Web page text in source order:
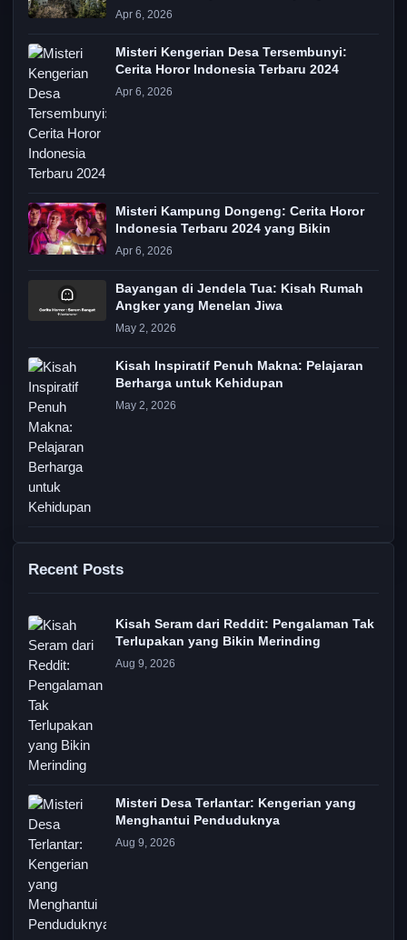
Apr 6, 2026
Misteri Kengerian Desa Tersembunyi:
Cerita Horor Indonesia Terbaru 2024
Apr 6, 2026
Misteri Kampung Dongeng: Cerita Horor
Indonesia Terbaru 2024 yang Bikin
Apr 6, 2026
Bayangan di Jendela Tua: Kisah Rumah
Angker yang Menelan Jiwa
May 2, 2026
Kisah Inspiratif Penuh Makna: Pelajaran
Berharga untuk Kehidupan
May 2, 2026
Recent Posts
Kisah Seram dari Reddit: Pengalaman Tak
Terlupakan yang Bikin Merinding
Aug 9, 2026
Misteri Desa Terlantar: Kengerian yang
Menghantui Penduduknya
Aug 9, 2026